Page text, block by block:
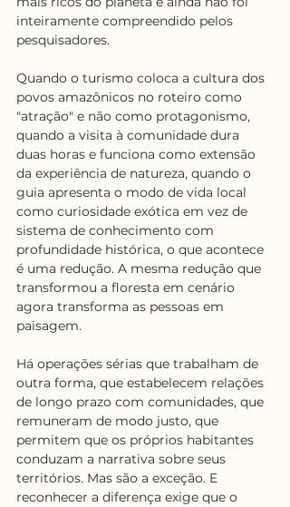
inteiramente compreendido pelos
pesquisadores.
Quando o turismo coloca a cultura dos
povos amazônicos no roteiro como
"atração" e não como protagonismo,
quando a visita à comunidade dura
duas horas e funciona como extensão
da experiência de natureza, quando o
guia apresenta o modo de vida local
como curiosidade exótica em vez de
sistema de conhecimento com
profundidade histórica, o que acontece
é uma redução. A mesma redução que
transformou a floresta em cenário
agora transforma as pessoas em
paisagem.
Há operações sérias que trabalham de
outra forma, que estabelecem relações
de longo prazo com comunidades, que
remuneram de modo justo, que
permitem que os próprios habitantes
conduzam a narrativa sobre seus
territórios. Mas são a exceção. E
reconhecer a diferença exige que o